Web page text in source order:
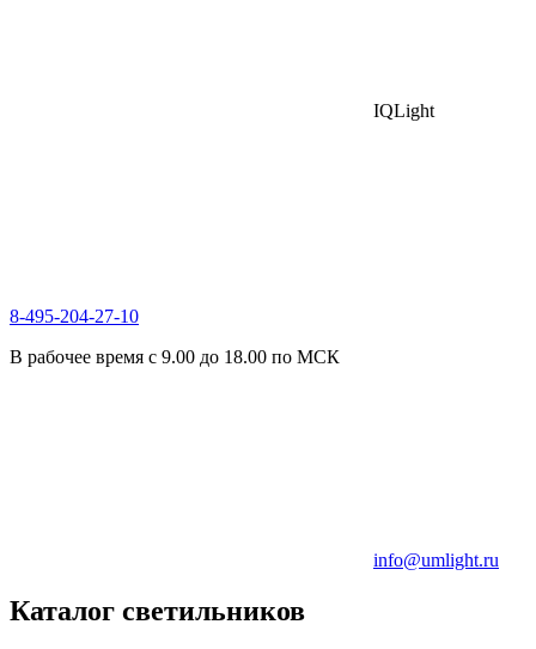
IQLight
8-495-204-27-10
В рабочее время с 9.00 до 18.00 по МСК
info@umlight.ru
Каталог светильников